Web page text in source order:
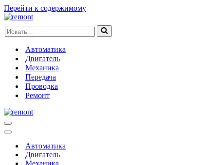
Перейти к содержимому
Искать...
Автоматика
Двигатель
Механика
Передача
Проводка
Ремонт
Меню
навигации
Меню
навигацииАвтоматика
Двигатель
Механика